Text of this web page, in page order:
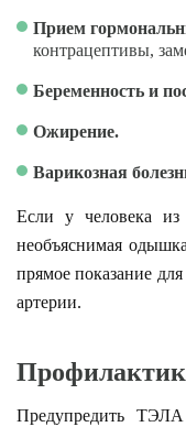
Прием
контрацептивы,
Беременность и
Ожирение.
Варикозная
Если у человека из
необъяснимая
прямое показание
артерии.
Предупредить